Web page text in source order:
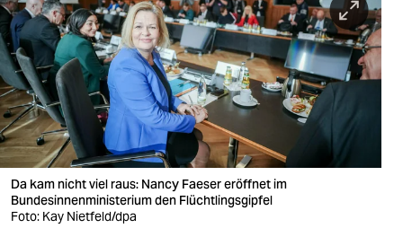
nord
wahrheit
verlag
verlag
veranstaltungen
shop
Da kam nicht viel raus: Nancy Faeser eröffnet im
Bundesinnenministerium den Flüchtlingsgipfel
Foto: Kay Nietfeld/dpa